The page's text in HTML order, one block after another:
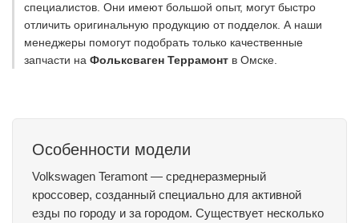
специалистов. Они имеют большой опыт, могут быстро
отличить оригинальную продукцию от подделок. А наши
менеджеры помогут подобрать только качественные
запчасти на Фольксваген Террамонт в Омске.
Особенности модели
Volkswagen Teramont — среднеразмерный
кроссовер, созданный специально для активной
езды по городу и за городом. Существует несколько